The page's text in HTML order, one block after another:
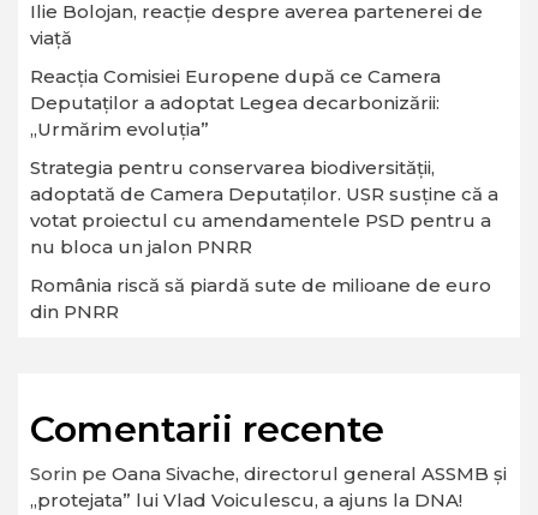
Ilie Bolojan, reacție despre averea partenerei de
viață
Reacția Comisiei Europene după ce Camera
Deputaților a adoptat Legea decarbonizării:
„Urmărim evoluția”
Strategia pentru conservarea biodiversităţii,
adoptată de Camera Deputaţilor. USR susține că a
votat proiectul cu amendamentele PSD pentru a
nu bloca un jalon PNRR
România riscă să piardă sute de milioane de euro
din PNRR
Comentarii recente
Sorin pe Oana Sivache, directorul general ASSMB și
„protejata” lui Vlad Voiculescu, a ajuns la DNA!